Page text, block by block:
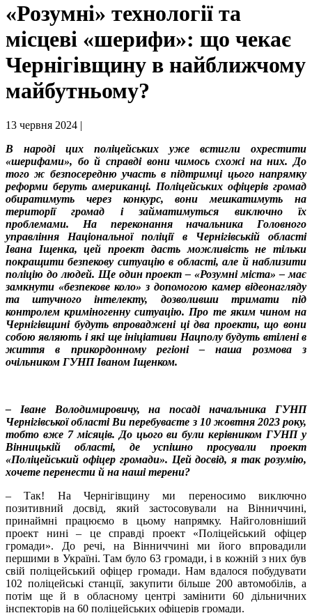
«Розумні» технології та
місцеві «шерифи»: що чекає
Чернігівщину в найближчому
майбутньому?
13 червня 2024 |
В народі цих поліцейських уже встигли охрестити
«шерифами», бо й справді вони чимось схожі на них. До
того ж безпосередню участь в підтримці цього напрямку
реформи беруть американці. Поліцейських офіцерів громад
обиратимуть через конкурс, вони мешкатимуть на
території громад і займатимуться виключно їх
проблемами. На переконання начальника Головного
управління Національної поліції в Чернігівській області
Івана Іщенка, цей проект дасть можливість не тільки
покращити безпекову ситуацію в області, але й наблизити
поліцію до людей. Ще один проект – «Розумні міста» – має
замкнути «безпекове коло» з допомогою камер відеонагляду
та штучного інтелекту, дозволивши тримати під
контролем криміногенну ситуацію. Про те яким чином на
Чернігівщині будуть впроваджені ці два проекти, що вони
собою являють і які ще ініціативи Нацполу будуть втілені в
життя в прикордонному регіоні – наша розмова з
очільником ГУНП Іваном Іщенком.
– Іване Володимировичу, на посаді начальника ГУНП
Чернігівської області Ви перебуваєте з 10 жовтня 2023 року,
тобто вже 7 місяців. До цього ви були керівником ГУНП у
Вінницькій області, де успішно просували проект
«Поліцейський офіцер громади». Цей досвід, я так розумію,
хочете перенести й на наші терени?
– Так! На Чернігівщину ми переносимо виключно
позитивний досвід, який застосовували на Вінниччині,
принаймні працюємо в цьому напрямку. Найголовніший
проект нині – це справді проект «Поліцейський офіцер
громади». До речі, на Вінниччині ми його впровадили
першими в Україні. Там було 63 громади, і в кожній з них був
свій поліцейський офіцер громади. Нам вдалося побудувати
102 поліцейські станції, закупити більше 200 автомобілів, а
потім ще й в обласному центрі замінити 60 дільничних
інспекторів на 60 поліцейських офіцерів громади.